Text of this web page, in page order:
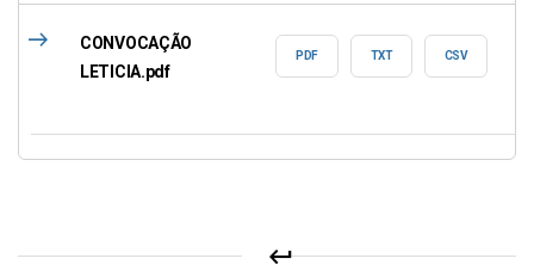
east
CONVOCAÇÃO
LETICIA.pdf
PDF TXT CSV
keyboard_return